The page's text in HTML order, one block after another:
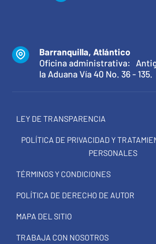
Barranquilla, Atlántico
Oficina administrativa:
la Aduana Vía 40 No. 36 - 135.
LEY DE TRANSPARENCIA
POLÍTICA DE PRIVACIDAD Y
PERSONALES
TÉRMINOS Y CONDICIONES
POLÍTICA DE DERECHO DE AUTOR
MAPA DEL SITIO
TRABAJA CON NOSOTROS